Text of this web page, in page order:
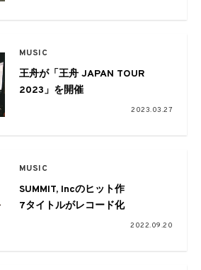
MUSIC
王舟が「王舟 JAPAN TOUR
2023」を開催
2023.03.27
MUSIC
SUMMIT, Incのヒット作
7タイトルがレコード化
2022.09.20